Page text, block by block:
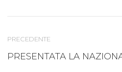
PRECEDENTE